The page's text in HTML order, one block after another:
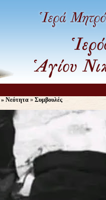
» Νεότητα » Συμβουλές